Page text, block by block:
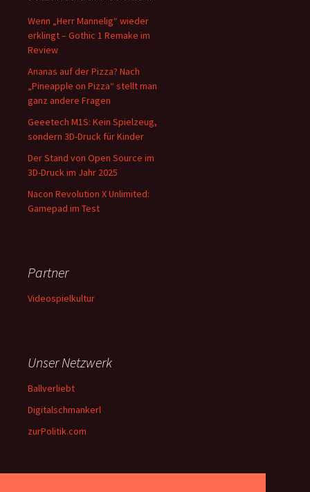
Wenn „Herr Mannelig“ wieder
erklingt – Gothic 1 Remake im
Review
Ananas auf der Pizza? Nach
„Pineapple on Pizza“ stellt man
ganz andere Fragen
Geeetech M1S: Kein Spielzeug,
sondern 3D-Druck für Kinder
Der Stand von Open Source im
3D-Druck im Jahr 2025
Nacon Revolution X Unlimited:
Gamepad im Test
Partner
Videospielkultur
Unser Netzwerk
Ballverliebt
Digitalschmankerl
zurPolitik.com